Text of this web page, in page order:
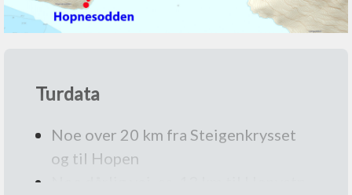
Turdata
Noe over 20 km fra Steigenkrysset
og til Hopen